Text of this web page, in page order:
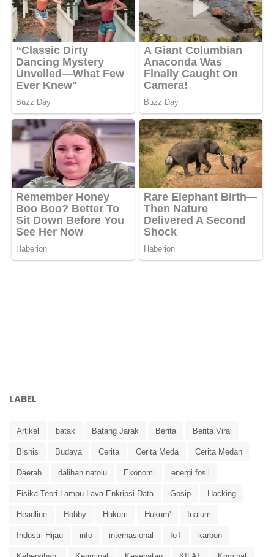
LABEL
Artikel batak Batang Jarak Berita Berita Viral
Bisnis Budaya Cerita Cerita Meda Cerita Medan
Daerah dalihan natolu Ekonomi energi fosil
Fisika Teori Lampu Lava Enkripsi Data Gosip Hacking
Headline Hobby Hukum Hukum' Inalum
Industri Hijau info internasional IoT karbon